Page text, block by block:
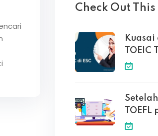
Check Out
Kuasai
TOEFL